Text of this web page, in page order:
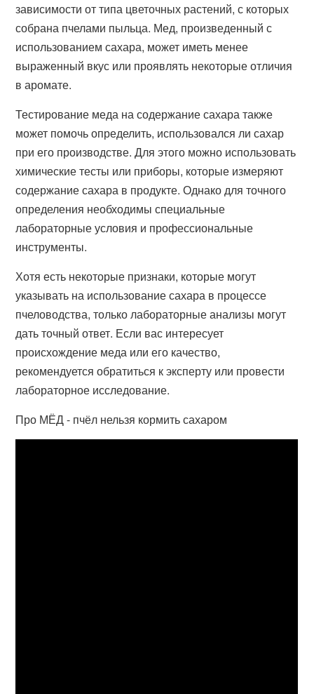
зависимости от типа цветочных растений, с которых
собрана пчелами пыльца. Мед, произведенный с
использованием сахара, может иметь менее
выраженный вкус или проявлять некоторые отличия
в аромате.
Тестирование меда на содержание сахара также
может помочь определить, использовался ли сахар
при его производстве. Для этого можно использовать
химические тесты или приборы, которые измеряют
содержание сахара в продукте. Однако для точного
определения необходимы специальные
лабораторные условия и профессиональные
инструменты.
Хотя есть некоторые признаки, которые могут
указывать на использование сахара в процессе
пчеловодства, только лабораторные анализы могут
дать точный ответ. Если вас интересует
происхождение меда или его качество,
рекомендуется обратиться к эксперту или провести
лабораторное исследование.
Про МЁД - пчёл нельзя кормить сахаром